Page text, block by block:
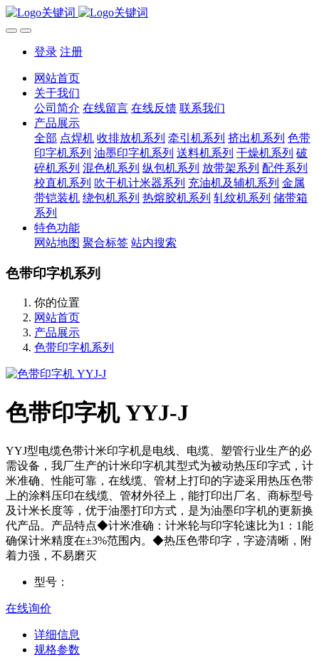
登录 注册
网站首页
关于我们
公司简介 在线留言 在线反馈 联系我们
产品展示
全部 点焊机 收排放机系列 牵引机系列 挤出机系列 色带
印字机系列 油墨印字机系列 送料机系列 干燥机系列 破
碎机系列 混色机系列 纵包机系列 放带架系列 配件系列
校直机系列 吹干机计米器系列 充油机及辅机系列 金属
带铠装机 绕包机系列 热熔胶机系列 轧纹机系列 储带箱
系列
特色功能
网站地图 聚合标签 站内搜索
色带印字机系列
你的位置
网站首页
产品展示
色带印字机系列
色带印字机 YYJ-J
YYJ型电缆色带计米印字机是电线、电缆、塑管行业生产的必
需设备，我厂生产的计米印字机其型式为被动热压印字式，计
米准确、性能可靠，在线缆、管材上打印的字迹采用热压色带
上的涂料压印在线缆、管材外径上，能打印出厂名、商标型号
及计米长度等，优于油墨打印方式，是为油墨印字机的更新换
代产品。产品特点◆计米准确：计米轮与印字轮速比为1：1能
确保计米精度在±3%范围内。◆热压色带印字，字迹清晰，附
着力强，不易磨灭
型号：
在线询价
详细信息
规格参数